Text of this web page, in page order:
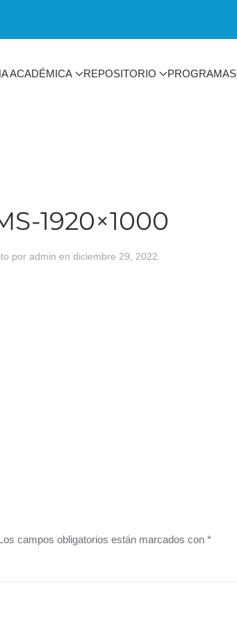
ACADÉMICA REPOSITORIO PROGRAMAS
1920×1000
por admin en diciembre 29, 2022
campos obligatorios están marcados con *